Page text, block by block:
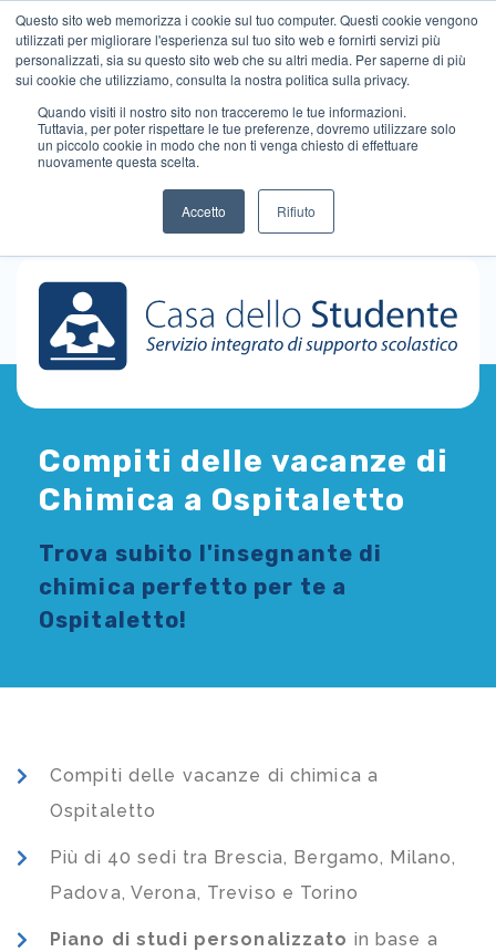
Questo sito web memorizza i cookie sul tuo computer. Questi cookie vengono
utilizzati per migliorare l'esperienza sul tuo sito web e fornirti servizi più
personalizzati, sia su questo sito web che su altri media. Per saperne di più
sui cookie che utilizziamo, consulta la nostra politica sulla privacy.
Quando visiti il ​​nostro sito non tracceremo le tue informazioni.
Tuttavia, per poter rispettare le tue preferenze, dovremo utilizzare solo
un piccolo cookie in modo che non ti venga chiesto di effettuare
nuovamente questa scelta.
Accetto Rifiuto
Compiti delle vacanze di
Chimica a Ospitaletto
Trova subito l'insegnante di
chimica perfetto per te a
Ospitaletto!
Compiti delle vacanze di chimica a
Ospitaletto
Più di 40 sedi tra Brescia, Bergamo, Milano,
Padova, Verona, Treviso e Torino
Piano di studi personalizzato in base a